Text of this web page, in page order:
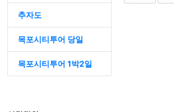
추자도
목포시티투어 당일
목포시티투어 1박2일